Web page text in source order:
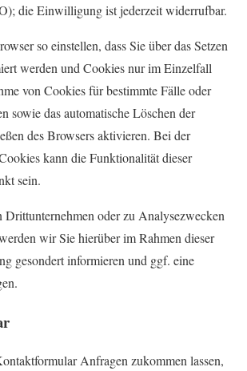
die Einwilligung ist jederzeit widerrufbar.
so einstellen, dass Sie über das Setzen
werden und Cookies nur im Einzelfall
von Cookies für bestimmte Fälle oder
sowie das automatische Löschen der
des Browsers aktivieren. Bei der
kann die Funktionalität dieser
sein.
Drittunternehmen oder zu Analysezwecken
wir Sie hierüber im Rahmen dieser
gesondert informieren und ggf. eine
Anfragen zukommen lassen,